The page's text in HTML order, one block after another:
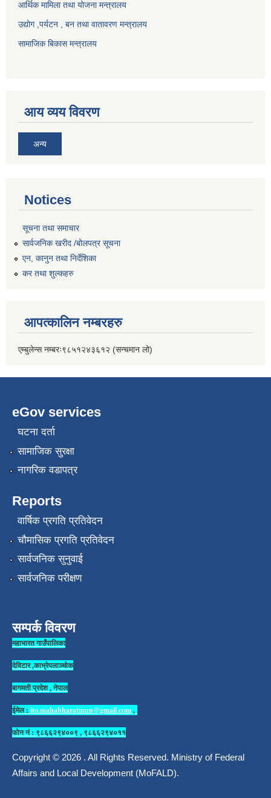
आर्थिक मामिला तथा योजना मन्त्रालय
उद्योग ,पर्यटन , बन तथा वातावरण मन्त्रालय
सामाजिक बिकास मन्त्रालय
आय व्यय विवरण
अन्य
Notices
सूचना तथा समाचार
सार्वजनिक खरीद /बोलपत्र सूचना
एन, कानुन तथा निर्देशिका
कर तथा शुल्कहरु
आपत्कालिन नम्बरहरु
एम्बुलेन्स नम्बरः९८५१२४३६१२ (सन्चमान लो)
eGov services
घटना दर्ता
सामाजिक सुरक्षा
नागरिक वडापत्र
Reports
वार्षिक प्रगति प्रतिवेदन
चौमासिक प्रगति प्रतिवेदन
सार्वजनिक सुनुवाई
सार्वजनिक परीक्षण
सम्पर्क विवरण
महाभारत गाउँपालिका
देविटार ,काभ्रेपलाञ्चोक
बागमती प्रदेश , नेपाल
ईमेल : ito.mahabharatmun@gmail.com,
फोन नं : ९८६६२९४००९ , ९८६६२९४०११
Copyright © 2026 . All Rights Reserved. Ministry of Federal
Affairs and Local Development (MoFALD).